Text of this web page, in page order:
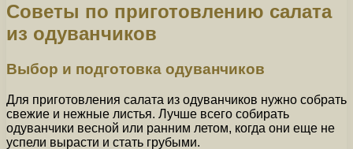
Советы по приготовлению салата
из одуванчиков
Выбор и подготовка одуванчиков
Для приготовления салата из одуванчиков нужно собрать
свежие и нежные листья. Лучше всего собирать
одуванчики весной или ранним летом, когда они еще не
успели вырасти и стать грубыми.